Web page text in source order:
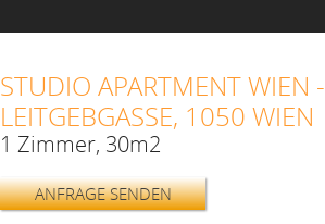
STUDIO APARTMENT WIEN -
LEITGEBGASSE, 1050 WIEN
1 Zimmer, 30m2
ANFRAGE SENDEN